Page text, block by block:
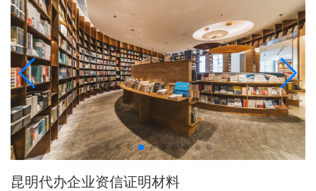
昆明代办企业资信证明材料